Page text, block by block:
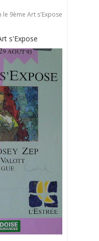
le 9ème Art s'Expose
s'Expose